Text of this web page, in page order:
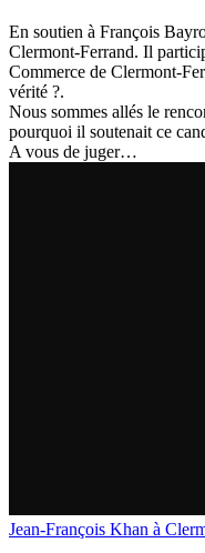
En soutien à François
Clermont-Ferrand. Il
Commerce de Clermont-
vérité ?.
Nous sommes allés le
pourquoi il soutenait ce
A vous de juger…
Jean-François Khan à